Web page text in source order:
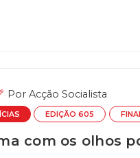
Por Acção Socialista
EDIÇÃO 605
com os olhos